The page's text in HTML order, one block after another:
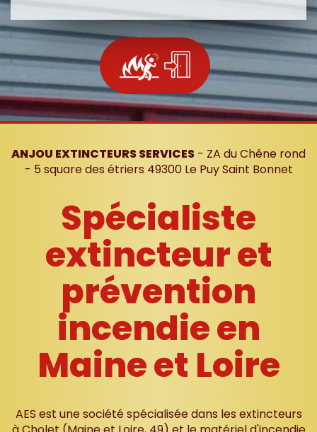
ANJOU EXTINCTEURS SERVICES - ZA du Chêne rond
- 5 square des étriers 49300 Le Puy Saint Bonnet
Spécialiste
extincteur et
prévention
incendie en
Maine et Loire
AES est une société spécialisée dans les extincteurs